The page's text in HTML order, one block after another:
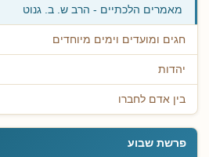
מאמרים הלכתיים - הרב ש. ב. גנוט
חגים ומועדים וימים מיוחדים
יהדות
בין אדם לחברו
פרשת שבוע